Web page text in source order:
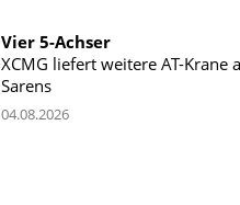
Vier 5-Achser
XCMG liefert weitere AT-Krane
Sarens
04.08.2026